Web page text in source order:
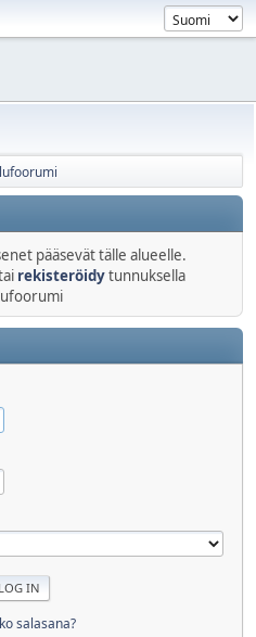
pääsevät tälle alueelle.
rekisteröidytunnuksella
salasana?